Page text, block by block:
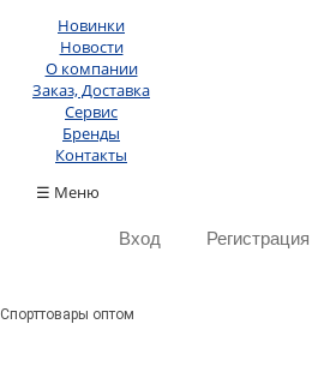
Новинки
Новости
О компании
Заказ, Доставка
Сервис
Бренды
Контакты
☰ Меню
Вход Регистрация
Спорттовары оптом